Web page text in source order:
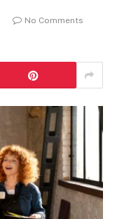
No Comments